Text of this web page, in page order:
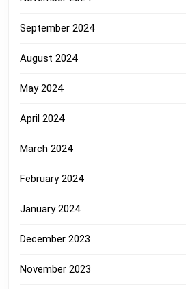
September 2024
August 2024
May 2024
April 2024
March 2024
February 2024
January 2024
December 2023
November 2023